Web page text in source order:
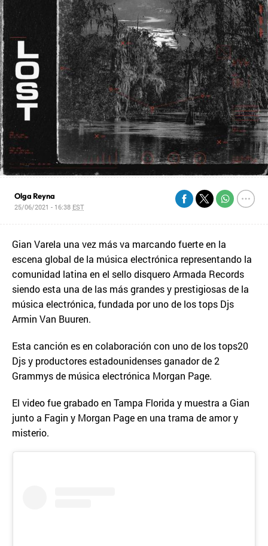
Olga Reyna
25/06/2021 - 16:38 EST
Gian Varela una vez más va marcando fuerte en la
escena global de la música electrónica representando la
comunidad latina en el sello disquero Armada Records
siendo esta una de las más grandes y prestigiosas de la
música electrónica, fundada por uno de los tops Djs
Armin Van Buuren.
Esta canción es en colaboración con uno de los tops20
Djs y productores estadounidenses ganador de 2
Grammys de música electrónica Morgan Page.
El video fue grabado en Tampa Florida y muestra a Gian
junto a Fagin y Morgan Page en una trama de amor y
misterio.